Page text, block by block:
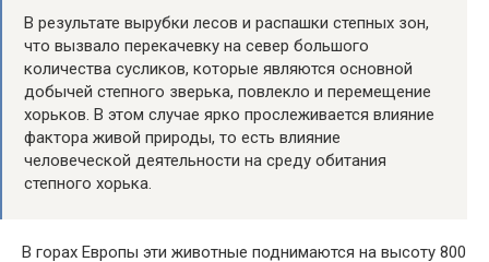
В результате вырубки лесов и распашки степных зон,
что вызвало перекачевку на север большого
количества сусликов, которые являются основной
добычей степного зверька, повлекло и перемещение
хорьков. В этом случае ярко прослеживается влияние
фактора живой природы, то есть влияние
человеческой деятельности на среду обитания
степного хорька.
В горах Европы эти животные поднимаются на высоту 800